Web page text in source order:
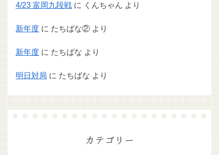
4/23 富岡九段戦 に くんちゃん より
新年度 に たちばな② より
新年度 に たちばな より
明日対局 に たちばな より
カテゴリー